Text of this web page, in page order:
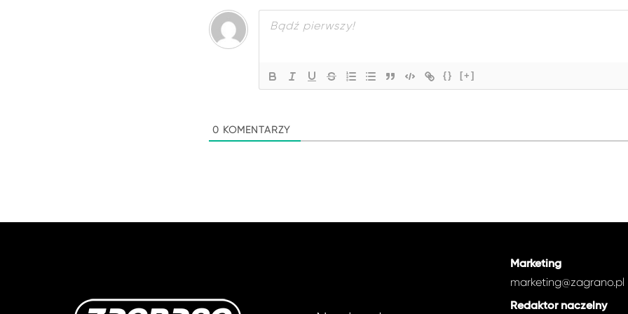
{} [+]
0 KOMENTARZY
Marketing
marketing@zagrano.pl
Redaktor naczelny